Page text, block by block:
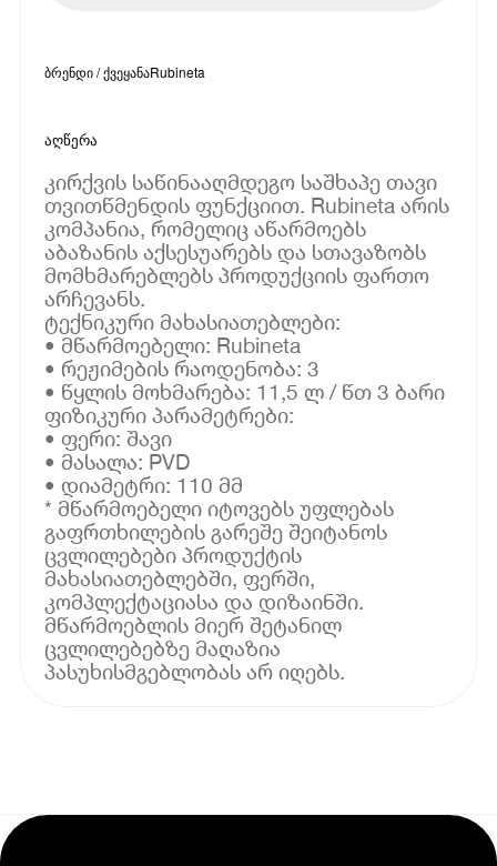
ბრენდი / ქვეყანაRubineta
აღწერა
კირქვის საწინააღმდეგო საშხაპე თავი
თვითწმენდის ფუნქციით. Rubineta არის
კომპანია, რომელიც აწარმოებს
აბაზანის აქსესუარებს და სთავაზობს
მომხმარებლებს პროდუქციის ფართო
არჩევანს.
ტექნიკური მახასიათებლები:
• მწარმოებელი: Rubineta
• რეჟიმების რაოდენობა: 3
• წყლის მოხმარება: 11,5 ლ / წთ 3 ბარი
ფიზიკური პარამეტრები:
• ფერი: შავი
• მასალა: PVD
• დიამეტრი: 110 მმ
* მწარმოებელი იტოვებს უფლებას
გაფრთხილების გარეშე შეიტანოს
ცვლილებები პროდუქტის
მახასიათებლებში, ფერში,
კომპლექტაციასა და დიზაინში.
მწარმოებლის მიერ შეტანილ
ცვლილებებზე მაღაზია
პასუხისმგებლობას არ იღებს.